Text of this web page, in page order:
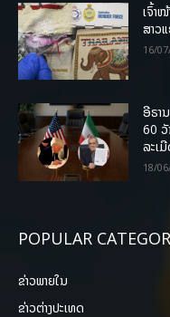
ເຈົ້າ
ສາວ
16/
ອີຣາ
60 ວັ
ລະເ
18/
POPULAR
ຂ່າວພາຍ​ໃນ
ຂ່າວຕ່າງປະເທດ